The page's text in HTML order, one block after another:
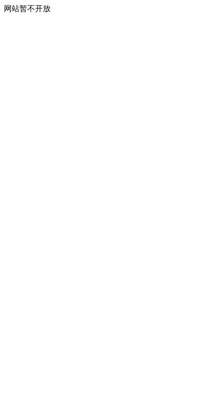
网站暂不开放